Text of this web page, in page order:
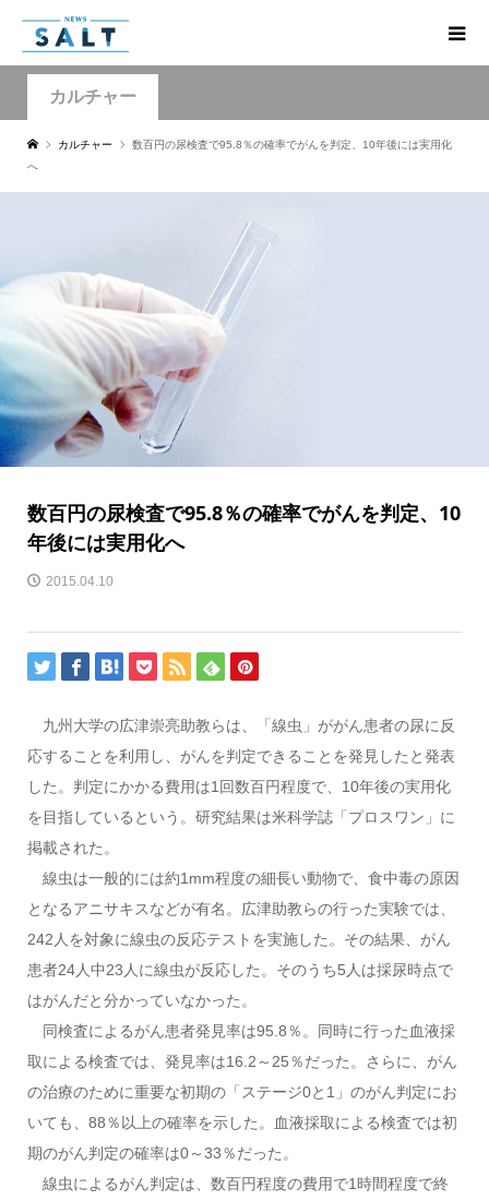
カルチャー
カルチャー
数百円の尿検査で95.8％の確率でがんを判定、10年後には実用化
へ
数百円の尿検査で95.8％の確率でがんを判定、10
年後には実用化へ
2015.04.10
九州大学の広津崇亮助教らは、「線虫」ががん患者の尿に反
応することを利用し、がんを判定できることを発見したと発表
した。判定にかかる費用は1回数百円程度で、10年後の実用化
を目指しているという。研究結果は米科学誌「プロスワン」に
掲載された。
線虫は一般的には約1mm程度の細長い動物で、食中毒の原因
となるアニサキスなどが有名。広津助教らの行った実験では、
242人を対象に線虫の反応テストを実施した。その結果、がん
患者24人中23人に線虫が反応した。そのうち5人は採尿時点で
はがんだと分かっていなかった。
同検査によるがん患者発見率は95.8％。同時に行った血液採
取による検査では、発見率は16.2～25％だった。さらに、がん
の治療のために重要な初期の「ステージ0と1」のがん判定にお
いても、88％以上の確率を示した。血液採取による検査では初
期のがん判定の確率は0～33％だった。
線虫によるがん判定は、数百円程度の費用で1時間程度で終